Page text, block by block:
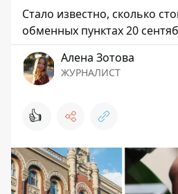
Стало известно, сколько
обменных пунктах 20
Алена Зотова
ЖУРНАЛИСТ
👍